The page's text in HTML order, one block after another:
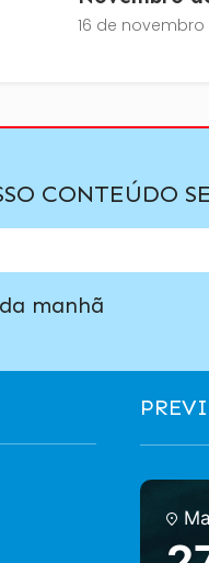
16 de novembro
CONTEÚDO
manhã